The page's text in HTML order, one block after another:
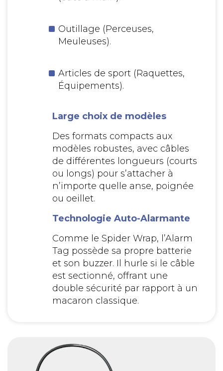
Outillage (Perceuses,
Meuleuses).
Articles de sport (Raquettes,
Équipements).
Large choix de modèles
Des formats compacts aux
modèles robustes, avec câbles
de différentes longueurs (courts
ou longs) pour s’attacher à
n’importe quelle anse, poignée
ou oeillet.
Technologie Auto-Alarmante
Comme le Spider Wrap, l’Alarm
Tag possède sa propre batterie
et son buzzer. Il hurle si le câble
est sectionné, offrant une
double sécurité par rapport à un
macaron classique.